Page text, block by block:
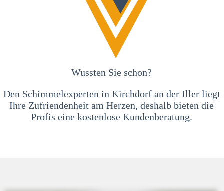
Wussten Sie schon?
Den Schimmelexperten in Kirchdorf an der Iller liegt
Ihre Zufriendenheit am Herzen, deshalb bieten die
Profis eine kostenlose Kundenberatung.